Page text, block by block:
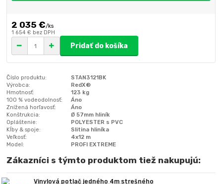
2 035 €/ks
1 654 € bez DPH
Pridať do košíka
Číslo produktu:
STAN3121BK
Výrobca:
RedX®
Hmotnosť:
123 kg
100 % vodeodolnosť:
Áno
Znížená horľavosť:
Áno
Konštrukcia:
Ø 57mm hliník
Opláštenie:
POLYESTER s PVC
Kĺby & spoje:
Slitina hliníka
Veľkosť:
4x12 m
Model:
PROFI EXTREME
Zákazníci s týmto produktom tiež nakupujú:
Vinylová potlač jedného 4m strešného